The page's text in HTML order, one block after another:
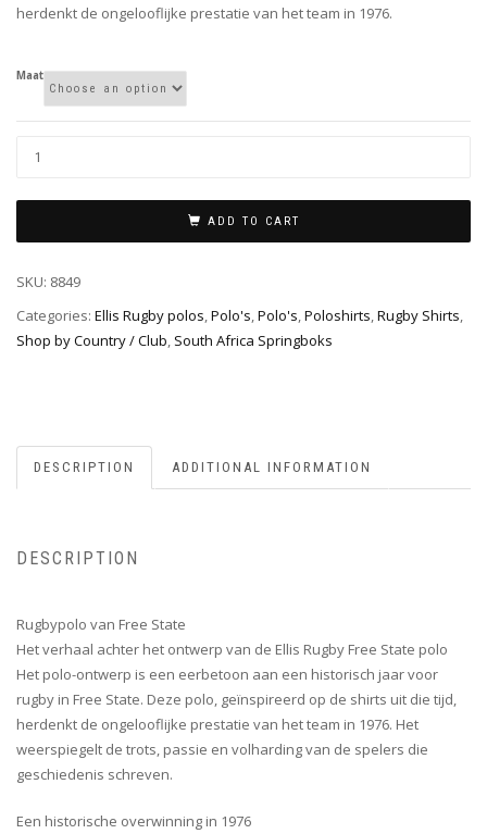
herdenkt de ongelooflijke prestatie van het team in 1976.
Maat
ADD TO CART
SKU: 8849
Categories: Ellis Rugby polos,Polo's,Polo's,Poloshirts,Rugby Shirts,
Shop by Country / Club, South Africa Springboks
DESCRIPTION ADDITIONAL INFORMATION
DESCRIPTION
Rugbypolo van Free State
Het verhaal achter het ontwerp van de Ellis Rugby Free State polo
Het polo-ontwerp is een eerbetoon aan een historisch jaar voor
rugby in Free State. Deze polo, geïnspireerd op de shirts uit die tijd,
herdenkt de ongelooflijke prestatie van het team in 1976. Het
weerspiegelt de trots, passie en volharding van de spelers die
geschiedenis schreven.
Een historische overwinning in 1976